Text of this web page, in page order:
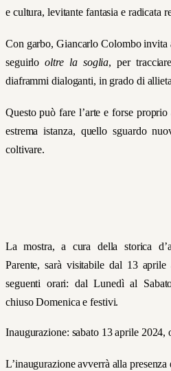
e cultura, levitante fantasia e radicata
Con garbo, Giancarlo Colombo invita
seguirlooltre la soglia, per
diaframmi dialoganti, in grado di
Questo può fare l’arte e forse
estrema istanza, quello sguardo
coltivare.
La mostra, a cura della storica
Parente, sarà visitabile dal 13
seguenti orari: dal Lunedì al
chiuso Domenica e festivi.
Inaugurazione: sabato 13 aprile 2024,
L’inaugurazione avverrà alla presenza